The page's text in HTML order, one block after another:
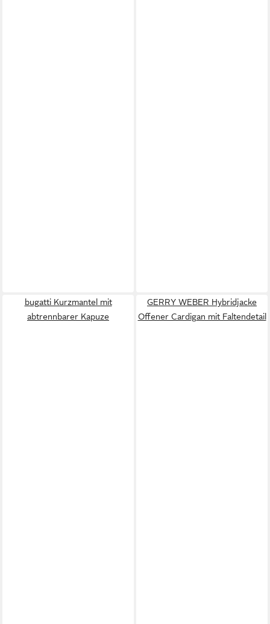
bugatti Kurzmantel mit
abtrennbarer Kapuze
GERRY WEBER Hybridjacke
Offener Cardigan mit Faltendetail